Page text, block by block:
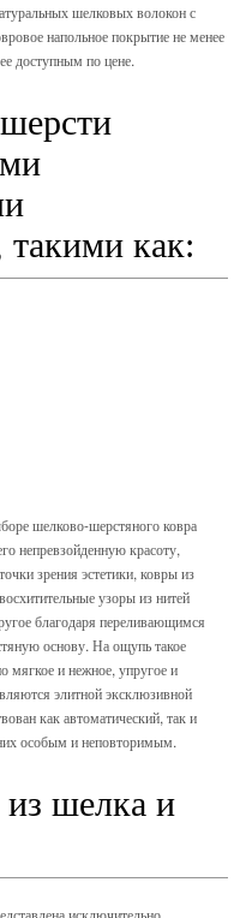
шелковых волокон с
напольное покрытие не менее
доступным по цене.
такими как:
шелково-шерстяного ковра
непревзойденную красоту,
зрения эстетики, ковры из
узоры из нитей
благодаря переливающимся
основу. На ощупь такое
мягкое и нежное, упругое и
элитной эксклюзивной
как автоматический, так и
особым и неповторимым.
из шелка и
исключительно